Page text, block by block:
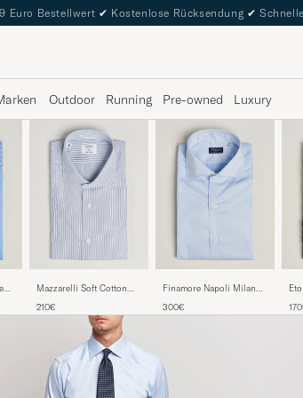
Euro Bestellwert ✔ Kostenlose Rücksendung ✔
Outdoor Running Pre-owned Luxury
Mazzarelli Soft Cotton
Stripe
210€
Finamore Napoli Milano
Shirt Light Blue
300€